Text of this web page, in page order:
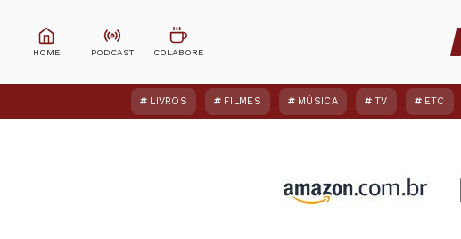
LIVROS FILMES MÚSICA TV ETC